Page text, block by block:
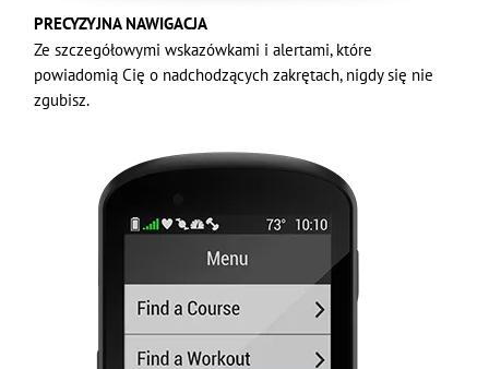
PRECYZYJNA NAWIGACJA
Ze szczegółowymi wskazówkami i alertami, które
powiadomią Cię o nadchodzących zakrętach, nigdy się nie
zgubisz.